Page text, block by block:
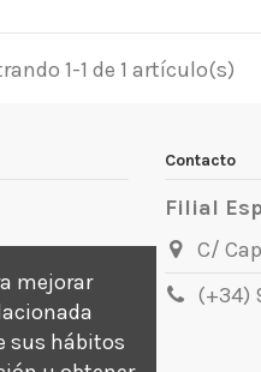
1-1 de 1 artículo(s)
Contacto
Filial
C/
(+34)
mejorar
sus hábitos